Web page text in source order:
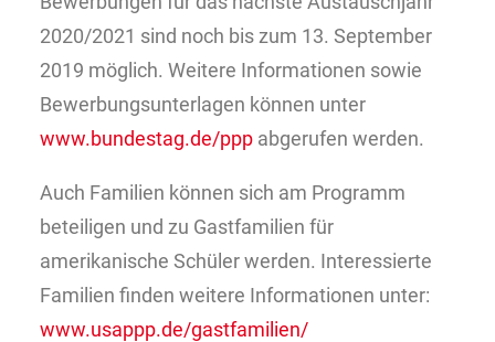
2020/2021 sind noch bis zum 13. September
2019 möglich. Weitere Informationen sowie
Bewerbungsunterlagen können unter
www.bundestag.de/ppp abgerufen werden.
Auch Familien können sich am Programm
beteiligen und zu Gastfamilien für
amerikanische Schüler werden. Interessierte
Familien finden weitere Informationen unter:
www.usappp.de/gastfamilien/